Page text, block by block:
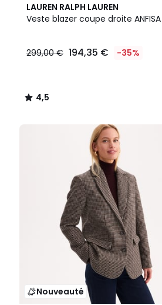
LAUREN RALPH LAUREN
Veste blazer coupe droite ANFISA
299,00 € 194,35 € -35%
4,5
/ 5
4,5
/
Nouveauté